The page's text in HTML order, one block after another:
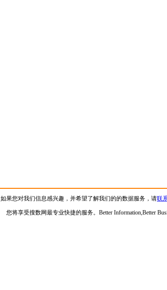
如果您对我们信息感兴趣，并希望了解我们的的数据服务，请联
您将享受搜数网最专业快捷的服务。Better Information,Better